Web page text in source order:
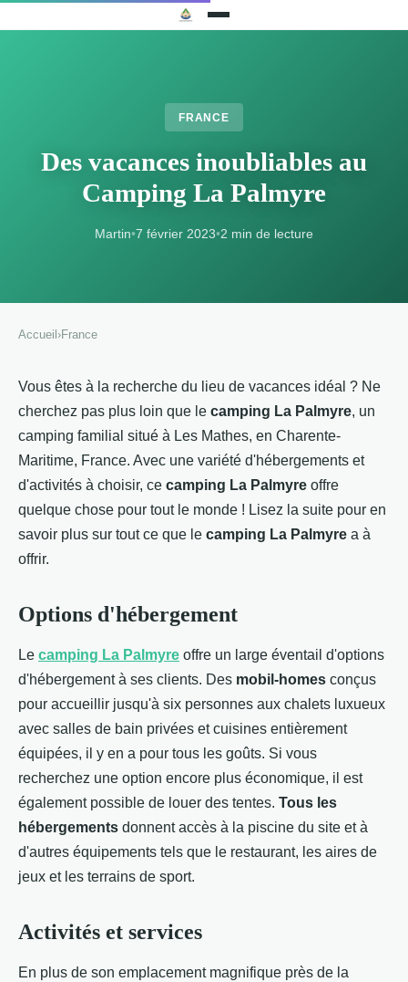
FRANCE
Des vacances inoubliables au
Camping La Palmyre
Martin•7 février 2023•2 min de lecture
Accueil ›France
Vous êtes à la recherche du lieu de vacances idéal ? Ne
cherchez pas plus loin que le camping La Palmyre, un
camping familial situé à Les Mathes, en Charente-
Maritime, France. Avec une variété d'hébergements et
d'activités à choisir, ce camping La Palmyre offre
quelque chose pour tout le monde ! Lisez la suite pour en
savoir plus sur tout ce que le camping La Palmyre a à
offrir.
Options d'hébergement
Le camping La Palmyre offre un large éventail d'options
d'hébergement à ses clients. Des mobil-homes conçus
pour accueillir jusqu'à six personnes aux chalets luxueux
avec salles de bain privées et cuisines entièrement
équipées, il y en a pour tous les goûts. Si vous
recherchez une option encore plus économique, il est
également possible de louer des tentes. Tous les
hébergements donnent accès à la piscine du site et à
d'autres équipements tels que le restaurant, les aires de
jeux et les terrains de sport.
Activités et services
En plus de son emplacement magnifique près de la